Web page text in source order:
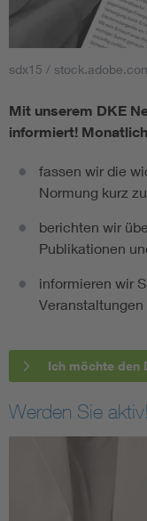
sdx15 /
Mit unserem DKE
informiert!
fassen wir die
Normung kurz
berichten wir
Publikationen
informieren wir
Veranstaltungen
Ich möchte den
Werden Sie aktiv!